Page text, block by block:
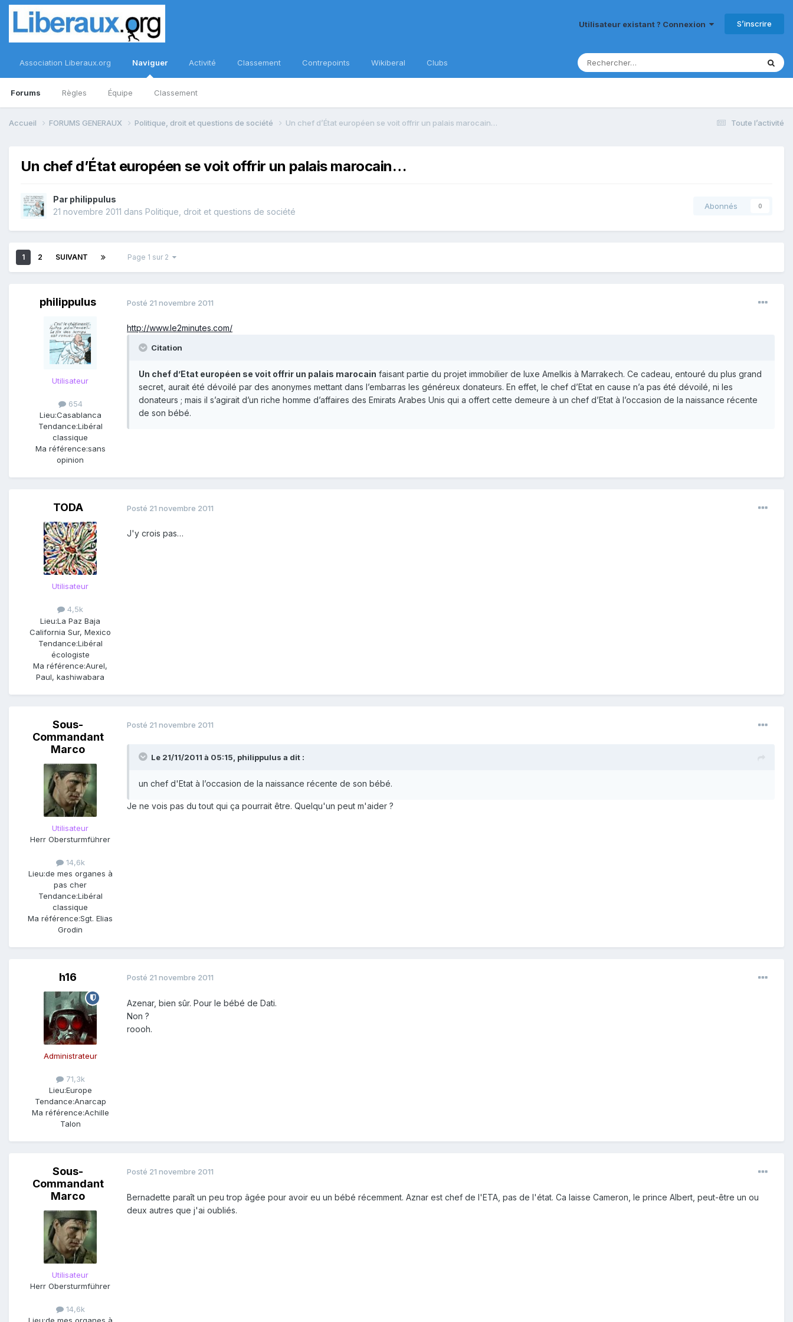
Utilisateur existant ? Connexion S’inscrire
Association Liberaux.org Naviguer
Forums Règles Équipe Classement
Activité Classement Contrepoints Wikiberal Clubs
Toute l’activité
Accueil FORUMS GENERAUX Politique, droit et questions de société Un chef d’État européen se voit offrir un palais marocain…
Un chef d’État européen se voit offrir un palais marocain…
Par philippulus
21 novembre 2011 dans Politique, droit et questions de société
Abonnés 0
1 2 SUIVANT Page 1 sur 2
philippulus
Utilisateur
654
Lieu:Casablanca
Tendance:Libéral
classique
Ma référence:sans
opinion
Posté 21 novembre 2011
http://www.le2minutes.com/
Citation
Un chef d’Etat européen se voit offrir un palais marocain faisant partie du projet immobilier de luxe Amelkis à Marrakech. Ce cadeau, entouré du plus grand
secret, aurait été dévoilé par des anonymes mettant dans l’embarras les généreux donateurs. En effet, le chef d’Etat en cause n’a pas été dévoilé, ni les
donateurs ; mais il s’agirait d’un riche homme d’affaires des Emirats Arabes Unis qui a offert cette demeure à un chef d’Etat à l’occasion de la naissance récente
de son bébé.
TODA
Utilisateur
4,5k
Lieu:La Paz Baja
California Sur, Mexico
Tendance:Libéral
écologiste
Ma référence:Aurel,
Paul, kashiwabara
Posté 21 novembre 2011
J'y crois pas…
Sous-
Commandant
Marco
Utilisateur
Herr Obersturmführer
14,6k
Lieu:de mes organes à
pas cher
Tendance:Libéral
classique
Ma référence:Sgt. Elias
Grodin
Posté 21 novembre 2011
Le 21/11/2011 à 05:15, philippulus a dit :
un chef d'Etat à l’occasion de la naissance récente de son bébé.
Je ne vois pas du tout qui ça pourrait être. Quelqu'un peut m'aider ?
h16
Administrateur
71,3k
Lieu:Europe
Tendance:Anarcap
Ma référence:Achille
Talon
Posté 21 novembre 2011
Azenar, bien sûr. Pour le bébé de Dati.
Non ?
roooh.
Sous-
Commandant
Marco
Utilisateur
Herr Obersturmführer
14,6k
Posté 21 novembre 2011
Bernadette paraît un peu trop âgée pour avoir eu un bébé récemment. Aznar est chef de l'ETA, pas de l'état. Ca laisse Cameron, le prince Albert, peut-être un ou
deux autres que j'ai oubliés.